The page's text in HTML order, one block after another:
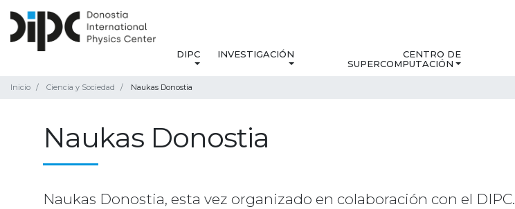
DIPC INVESTIGACIÓN
CENTRO DE
SUPERCOMPUTACIÓN
Inicio Ciencia y Sociedad Naukas Donostia
Naukas Donostia
Naukas Donostia, esta vez organizado en colaboración con el DIPC.